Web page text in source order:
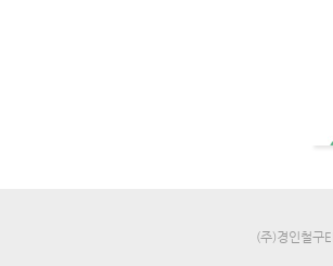
(주)경인철구